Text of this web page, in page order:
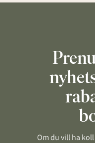
Om du vill ha